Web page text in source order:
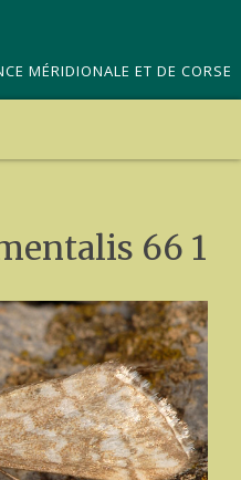
MÉRIDIONALE ET DE CORSE
66 1